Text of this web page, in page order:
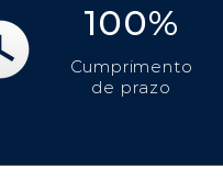
100%
Cumprimento
de prazo